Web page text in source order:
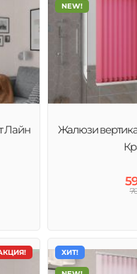
Лайн
NEW!
Жалюзи
ХИТ!